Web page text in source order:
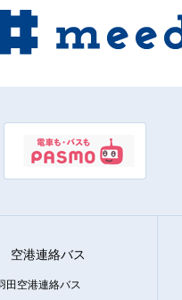
空港連絡バス
田空港連絡バス